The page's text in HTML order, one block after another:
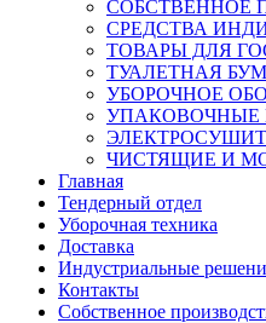
СОБСТВЕННОЕ
СРЕДСТВА
ТОВАРЫ ДЛЯ
ТУАЛЕТНАЯ
УБОРОЧНОЕ
УПАКОВОЧНЫЕ
ЧИСТЯЩИЕ И
Главная
Тендерный отдел
Уборочная техника
Доставка
Индустриальные
Контакты
Собственное